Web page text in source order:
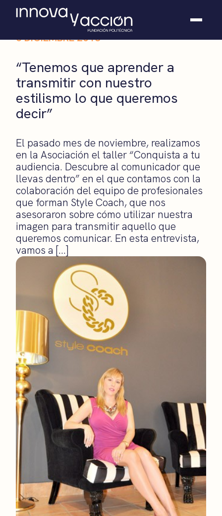
Somos fundación
Casos de éxito
Hackathones
El club
5 DICIEMBRE 2013
“Tenemos que aprender a
transmitir con nuestro
estilismo lo que queremos
decir”
El pasado mes de noviembre, realizamos
en la Asociación el taller “Conquista a tu
audiencia. Descubre al comunicador que
llevas dentro” en el que contamos con la
colaboración del equipo de profesionales
que forman Style Coach, que nos
asesoraron sobre cómo utilizar nuestra
imagen para transmitir aquello que
queremos comunicar. En esta entrevista,
vamos a […]